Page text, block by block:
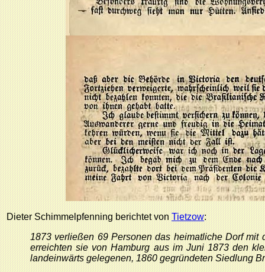
Dieter Schimmelpfenning berichtet von Tietzow:
1873 verließen 69 Personen das heimatliche Dorf
erreichten sie von Hamburg aus im Juni 1873 den
landeinwärts gelegenen, 1860 gegründeten Siedlung